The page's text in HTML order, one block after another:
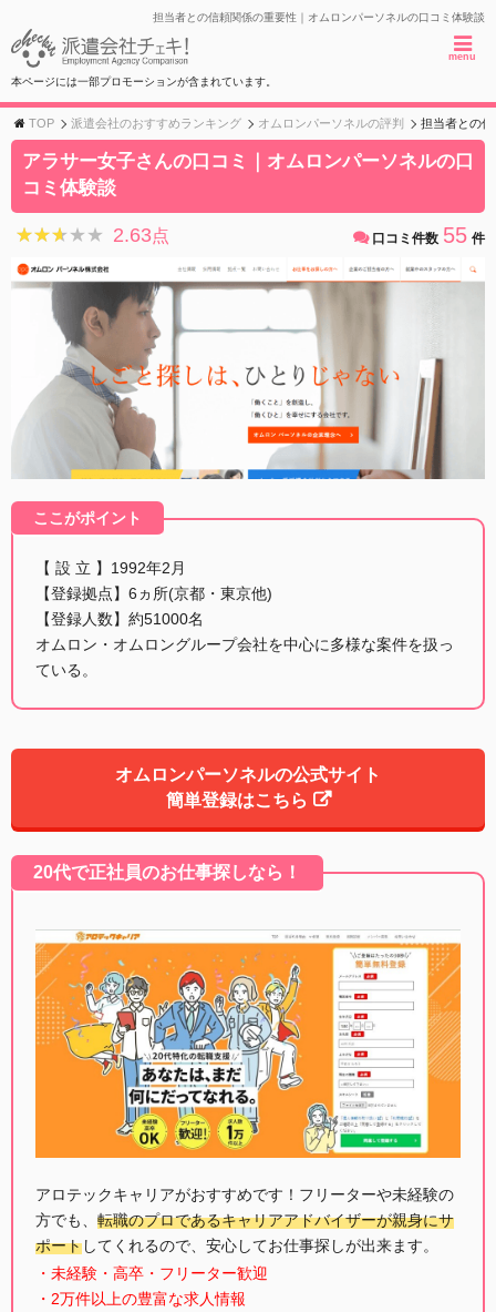
担当者との信頼関係の重要性｜オムロンパーソネルの口コミ体験談
menu
本ページには一部プロモーションが含まれています。
TOP 派遣会社のおすすめランキング オムロンパーソネルの評判 担当者との
アラサー女子さんの口コミ｜オムロンパーソネルの口
コミ体験談
★★★★★
★★★★★ 2.63点 口コミ件数 55 件
ここがポイント
【 設 立 】1992年2月
【登録拠点】6ヵ所(京都・東京他)
【登録人数】約51000名
オムロン・オムロングループ会社を中心に多様な案件を扱っ
ている。
オムロンパーソネルの公式サイト
簡単登録はこちら
20代で正社員のお仕事探しなら！
アロテックキャリアがおすすめです！フリーターや未経験の
方でも、 転職のプロであるキャリアアドバイザーが親身にサ
ポートしてくれるので、安心してお仕事探しが出来ます。
・未経験・高卒・フリーター歓迎
・2万件以上の豊富な求人情報